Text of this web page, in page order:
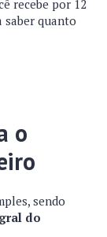
recebe por 12
saber quanto
o
sendo
do